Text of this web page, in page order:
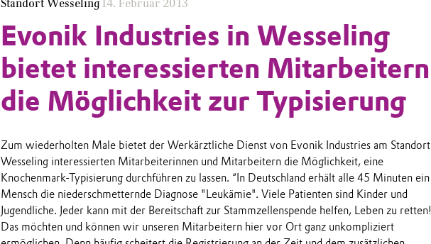
Standort Wesseling14. Februar 2013
Evonik Industries in Wesseling
bietet interessierten Mitarbeitern
die Möglichkeit zur Typisierung
Zum wiederholten Male bietet der Werkärztliche Dienst von Evonik Industries am Standort
Wesseling interessierten Mitarbeiterinnen und Mitarbeitern die Möglichkeit, eine
Knochenmark-Typisierung durchführen zu lassen. “In Deutschland erhält alle 45 Minuten ein
Mensch die niederschmetternde Diagnose "Leukämie". Viele Patienten sind Kinder und
Jugendliche. Jeder kann mit der Bereitschaft zur Stammzellenspende helfen, Leben zu retten!
Das möchten und können wir unseren Mitarbeitern hier vor Ort ganz unkompliziert